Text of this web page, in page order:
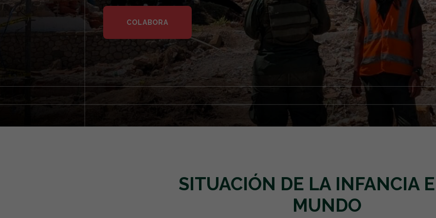
EMERGENCIAS Y CRISIS
HUMANITARIA
REGALOS SOLIDARIOS
EMPRESAS SOLIDARIAS
TESTAMENTO SOLIDARIO
COLABORA
SITUACIÓN DE LA INFANCIA
MUNDO